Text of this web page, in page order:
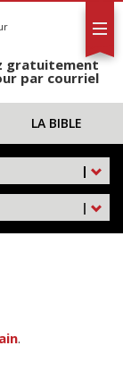
gratuitement
par courriel
LA BIBLE
|
|
.